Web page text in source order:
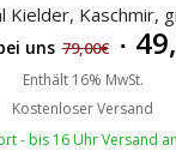
Kielder, Kaschmir,
uns 79,00€
Enthält 16% MwSt.
Kostenloser Versand
- bis 16 Uhr Versand